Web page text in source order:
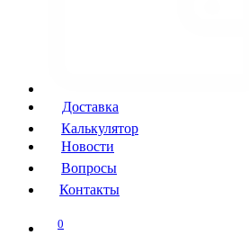
Доставка
Калькулятор
Новости
Вопросы
Контакты
0